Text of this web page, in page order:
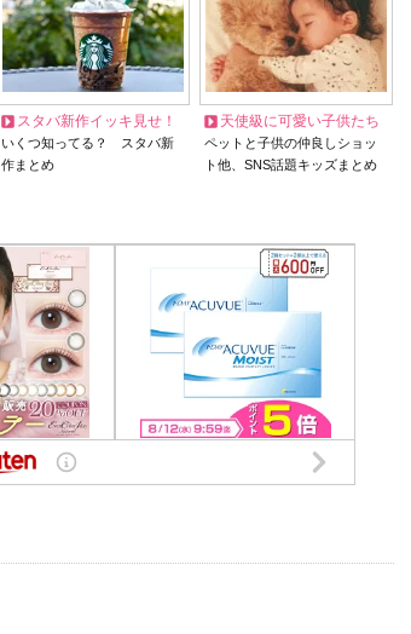
スタバ新作イッキ見せ！
いくつ知ってる？ スタバ新
作まとめ
天使級に可愛い子供たち
ペットと子供の仲良しショッ
ト他、SNS話題キッズまとめ